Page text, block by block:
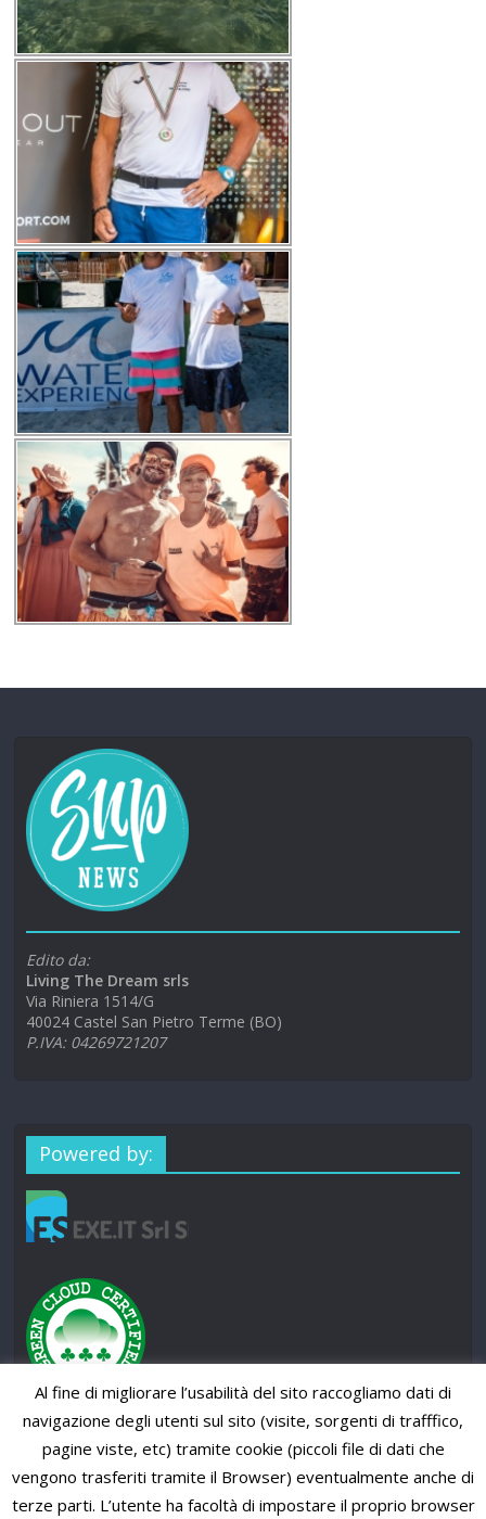
Edito da:
Living The Dream srls
Via Riniera 1514/G
40024 Castel San Pietro Terme (BO)
P.IVA: 04269721207
Powered by:
Al fine di migliorare l’usabilità del sito raccogliamo dati di
navigazione degli utenti sul sito (visite, sorgenti di trafffico,
pagine viste, etc) tramite cookie (piccoli file di dati che
vengono trasferiti tramite il Browser) eventualmente anche di
terze parti. L’utente ha facoltà di impostare il proprio browser